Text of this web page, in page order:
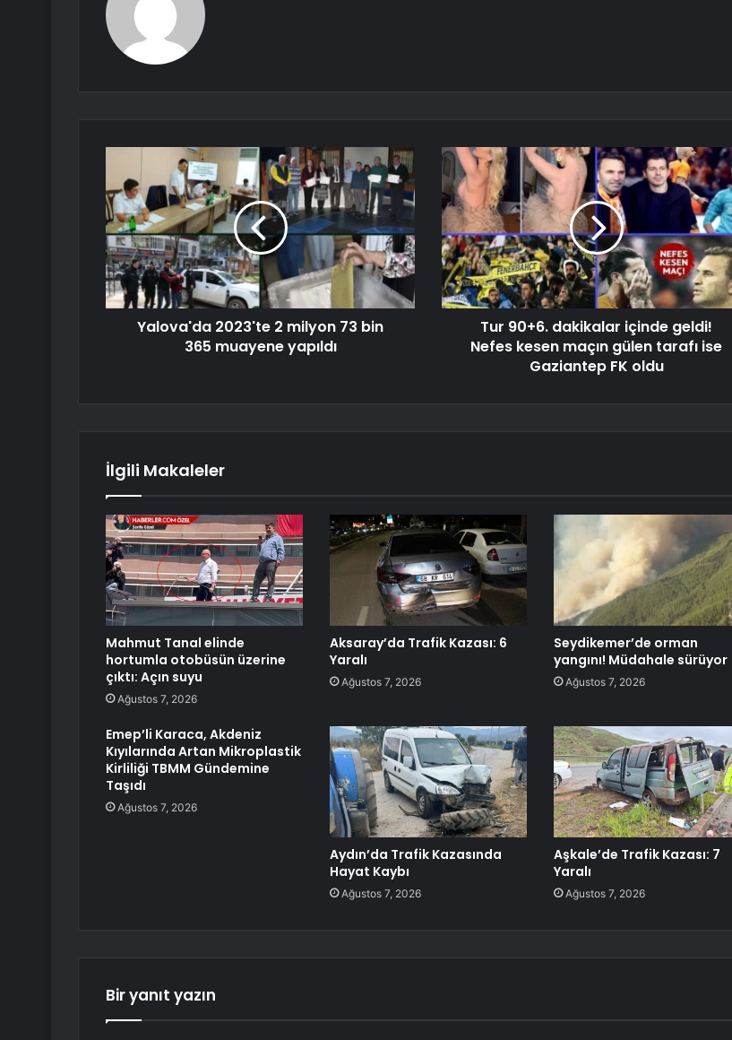
Yalova'da 2023'te 2 milyon 73 bin
365 muayene yapıldı
Tur 90+6. dakikalar içinde geldi!
Nefes kesen maçın gülen tarafı ise
Gaziantep FK oldu
İlgili Makaleler
Mahmut Tanal elinde
hortumla otobüsün üzerine
çıktı: Açın suyu
Ağustos 7, 2026
Aksaray’da Trafik Kazası: 6
Yaralı
Ağustos 7, 2026
Seydikemer’de orman
yangını! Müdahale sürüyor
Ağustos 7, 2026
Emep’li Karaca, Akdeniz
Kıyılarında Artan Mikroplastik
Kirliliği TBMM Gündemine
Taşıdı
Ağustos 7, 2026
Aydın’da Trafik Kazasında
Hayat Kaybı
Ağustos 7, 2026
Aşkale’de Trafik Kazası: 7
Yaralı
Ağustos 7, 2026
Bir yanıt yazın